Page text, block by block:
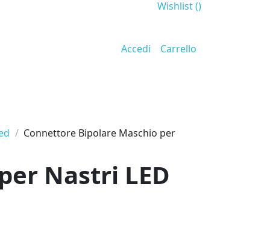
Wishlist ()
Accedi
Carrello
Connettore Bipolare Maschio per
Nastri LED